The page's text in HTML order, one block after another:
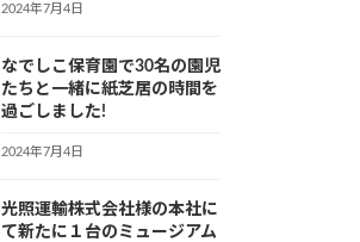
2024年7月4日
なでしこ保育園で30名の園児
たちと一緒に紙芝居の時間を
過ごしました!
2024年7月4日
光照運輸株式会社様の本社に
て新たに１台のミュージアム